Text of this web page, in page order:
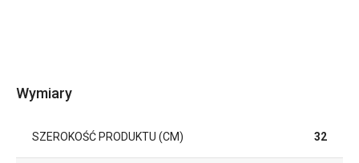
Wymiary
SZEROKOŚĆ PRODUKTU (CM) 32